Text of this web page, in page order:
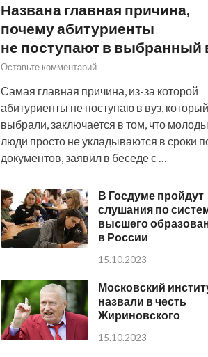
Названа главная причина,
почему абитуриенты
не поступают в выбранный
Оставьте комментарий
Самая главная причина, из-за которой
абитуриенты не поступаю в вуз,
выбрали, заключается в том, что
люди просто не укладываются в сроки
документов, заявил в беседе с …
В Госдуме пройдут
слушания по
высшего
в России
15.10.2023
Московский
назвали в честь
Жириновского
15.10.2023